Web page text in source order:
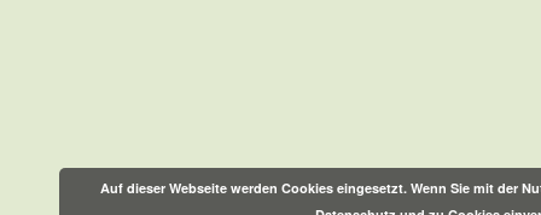
Auf dieser Webseite werden Cookies eingesetzt. Wenn Sie mit der